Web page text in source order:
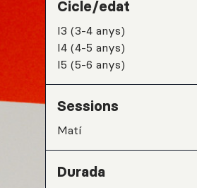
Cicle/edat
I3 (3-4 anys)
I4 (4-5 anys)
I5 (5-6 anys)
Sessions
matí
Durada